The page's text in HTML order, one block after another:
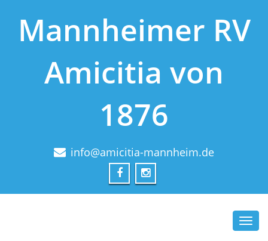
Mannheimer RV
Amicitia von
1876
info@amicitia-mannheim.de